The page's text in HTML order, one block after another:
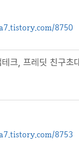
8750
8753